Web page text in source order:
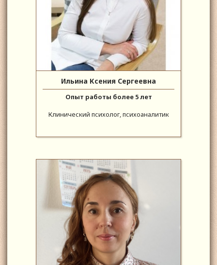
Ильина Ксения Сергеевна
Опыт работы более 5 лет
Клинический психолог, психоаналитик